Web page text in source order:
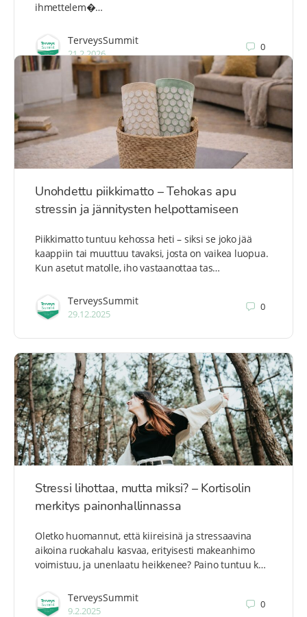
ihmettelem�…
TerveysSummit
21.2.2026
0
Unohdettu piikkimatto – Tehokas apu
stressin ja jännitysten helpottamiseen
Piikkimatto tuntuu kehossa heti – siksi se joko jää
kaappiin tai muuttuu tavaksi, josta on vaikea luopua.
Kun asetut matolle, iho vastaanottaa tas…
TerveysSummit
29.12.2025
0
Stressi lihottaa, mutta miksi? – Kortisolin
merkitys painonhallinnassa
Oletko huomannut, että kiireisinä ja stressaavina
aikoina ruokahalu kasvaa, erityisesti makeanhimo
voimistuu, ja unenlaatu heikkenee? Paino tuntuu k…
TerveysSummit
9.2.2025
0